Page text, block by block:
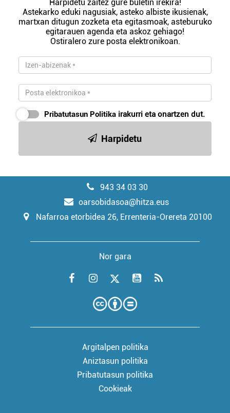
Harpidetu zaitez gure buletin irekira!
Astekarko eduki nagusiak, asteko albiste ikusienak,
martxan ditugun zozketa eta egitasmoak, asteburuko
egitarauen agenda eta askoz gehiago!
Ostiralero zure posta elektronikoan.
Pribatutasun Politika irakurri eta onartzen dut.
Harpidetu
943 34 03 30
oarsobidasoa@hitza.eus
Nafarroa etorbidea 26, Errenteria-Orereta 20100
Nor gara
Argitalpen politika
Aniztasun politika
Pribatutasun politika
Cookieak